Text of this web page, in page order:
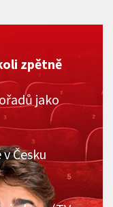
zpětně
jako
Česku